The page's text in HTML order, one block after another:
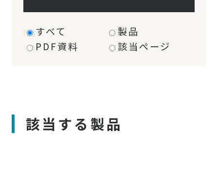
すべて
製品
PDF資料
該当ページ
該当する製品